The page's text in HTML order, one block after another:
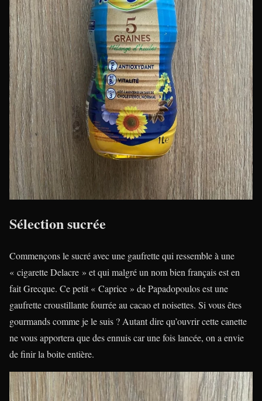
Sélection sucrée
Commençons le sucré avec une gaufrette qui ressemble à une
« cigarette Delacre » et qui malgré un nom bien français est en
fait Grecque. Ce petit « Caprice » de Papadopoulos est une
gaufrette croustillante fourrée au cacao et noisettes. Si vous êtes
gourmands comme je le suis ? Autant dire qu’ouvrir cette canette
ne vous apportera que des ennuis car une fois lancée, on a envie
de finir la boite entière.